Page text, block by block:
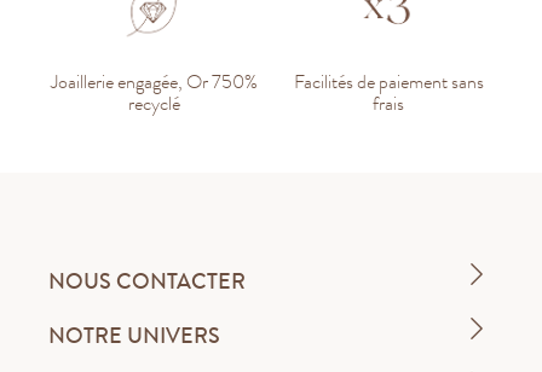
Joaillerie engagée, Or 750%
recyclé
Facilités de paiement sans
frais
NOUS CONTACTER
NOTRE UNIVERS